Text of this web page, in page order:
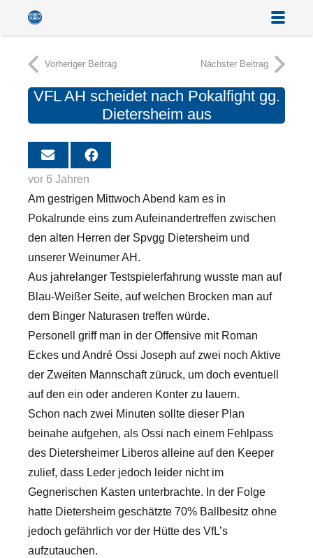
Vorheriger Beitrag Nächster Beitrag
VFL AH scheidet nach Pokalfight gg.
Dietersheim aus
vor 6 Jahren
Am gestrigen Mittwoch Abend kam es in
Pokalrunde eins zum Aufeinandertreffen zwischen
den alten Herren der Spvgg Dietersheim und
unserer Weinumer AH.
Aus jahrelanger Testspielerfahrung wusste man auf
Blau-Weißer Seite, auf welchen Brocken man auf
dem Binger Naturasen treffen würde.
Personell griff man in der Offensive mit Roman
Eckes und André Ossi Joseph auf zwei noch Aktive
der Zweiten Mannschaft züruck, um doch eventuell
auf den ein oder anderen Konter zu lauern.
Schon nach zwei Minuten sollte dieser Plan
beinahe aufgehen, als Ossi nach einem Fehlpass
des Dietersheimer Liberos alleine auf den Keeper
zulief, dass Leder jedoch leider nicht im
Gegnerischen Kasten unterbrachte. In der Folge
hatte Dietersheim geschätzte 70% Ballbesitz ohne
jedoch gefährlich vor der Hütte des VfL’s
aufzutauchen.